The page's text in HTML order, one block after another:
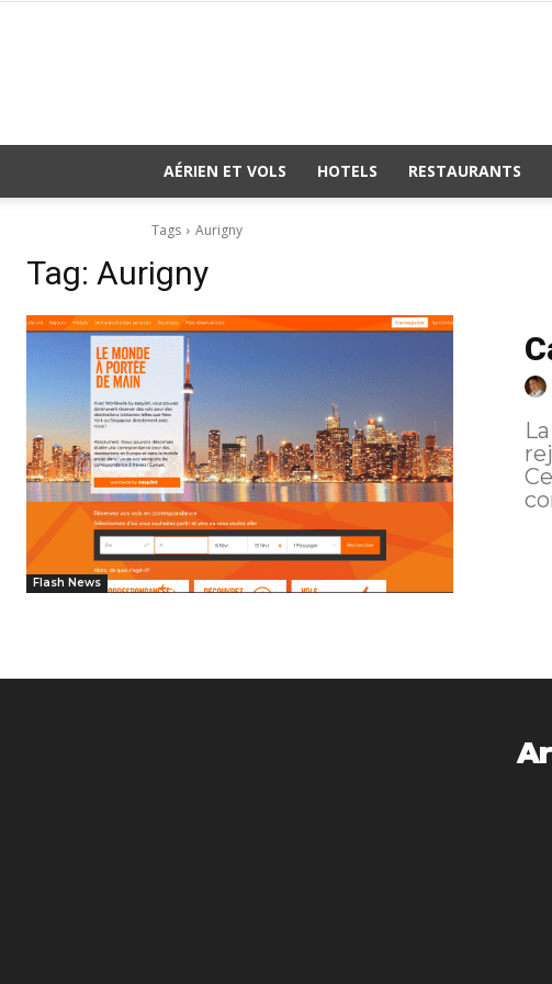
AÉRIEN ET VOLS HOTELS RESTAURANTS
Tags Aurigny
Tag: Aurigny
Flash News